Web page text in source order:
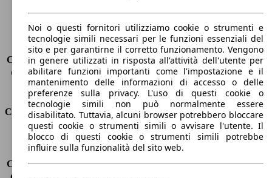
Sedili
5
Carico sul tetto
-
Capacità di traino (senza freni) -
Capacità di traino (con freni)
-
Volume del bagagliaio
572 - 2618 l
Consumi
Emissioni di CO2*
127 g/km (komb.)
Consumo (urbano)
5.7 l/100km
Consumo (extra-urbano) 4.3 l/100km
Noi o questi fornitori utilizziamo cookie o strumenti e
tecnologie simili necessari per le funzioni essenziali del
sito e per garantirne il corretto funzionamento. Vengono
in genere utilizzati in risposta all'attività dell'utente per
abilitare funzioni importanti come l'impostazione e il
mantenimento delle informazioni di accesso o delle
preferenze sulla privacy. L'uso di questi cookie o
tecnologie simili non può normalmente essere
disabilitato. Tuttavia, alcuni browser potrebbero bloccare
questi cookie o strumenti simili o avvisare l'utente. Il
blocco di questi cookie o strumenti simili potrebbe
influire sulla funzionalità del sito web.